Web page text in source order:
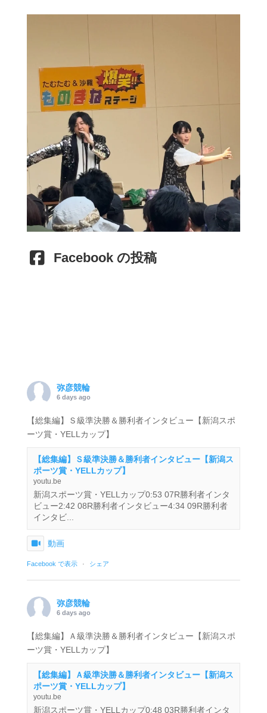
Facebook の投稿
弥彦競輪
6 days ago
【総集編】Ｓ級準決勝＆勝利者インタビュー【新潟スポ
ーツ賞・YELLカップ】
【総集編】Ｓ級準決勝＆勝利者インタビュー【新潟ス
ポーツ賞・YELLカップ】
youtu.be
新潟スポーツ賞・YELLカップ0:53 07R勝利者インタ
ビュー2:42 08R勝利者インタビュー4:34 09R勝利者
インタビ...
動画
Facebook で表示 · シェア
弥彦競輪
6 days ago
【総集編】Ａ級準決勝＆勝利者インタビュー【新潟スポ
ーツ賞・YELLカップ】
【総集編】Ａ級準決勝＆勝利者インタビュー【新潟ス
ポーツ賞・YELLカップ】
youtu.be
新潟スポーツ賞・YELLカップ0:48 03R勝利者インタ